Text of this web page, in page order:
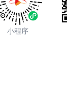
小程序